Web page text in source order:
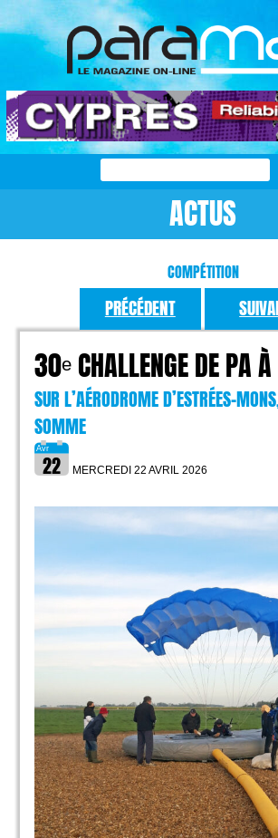
ACTUS
COMPÉTITION
PRÉCÉDENT
30ᵉ CHALLENGE DE PA À
SUR L’AÉRODROME D’ESTRÉES-
SOMME
MERCREDI 22 AVRIL 2026